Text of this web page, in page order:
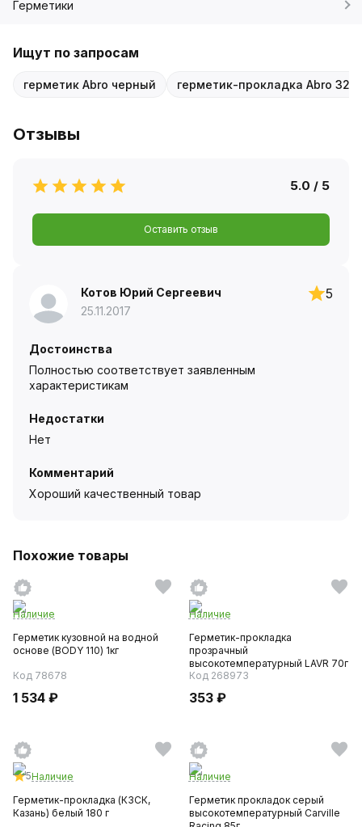
Герметики
Ищут по запросам
герметик Abro черный герметик-прокладка Abro 32г
Отзывы
5.0 / 5
Оставить отзыв
Котов Юрий Сергеевич
25.11.2017
5
Достоинства
Полностью соответствует заявленным
характеристикам
Недостатки
Нет
Комментарий
Хороший качественный товар
Похожие товары
Наличие
Герметик кузовной на водной
основе (BODY 110) 1кг
Код 78678
1 534 ₽
Наличие
Герметик-прокладка
прозрачный
высокотемпературный LAVR 70г
Код 268973
353 ₽
5Наличие
Герметик-прокладка (КЗСК,
Казань) белый 180 г
Наличие
Герметик прокладок серый
высокотемпературный Carville